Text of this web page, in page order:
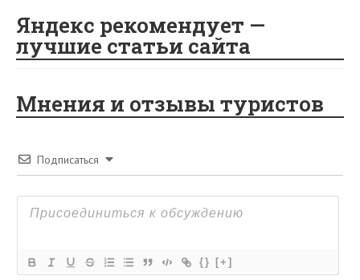
Яндекс рекомендует —
лучшие статьи сайта
Мнения и отзывы туристов
Подписаться
{} [+]